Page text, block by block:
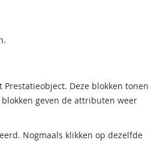
Deze blokken tonen
geven de attributen weer
Nogmaals klikken op dezelfde